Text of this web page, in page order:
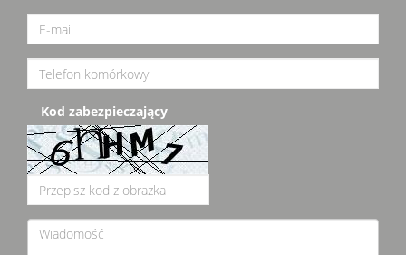
Kod zabezpieczający